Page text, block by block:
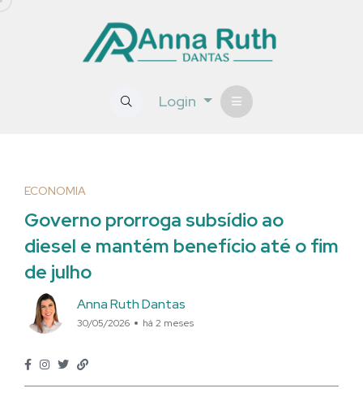
Login
ECONOMIA
Governo prorroga subsídio ao
diesel e mantém benefício até o fim
de julho
Anna Ruth Dantas
30/05/2026 há 2 meses